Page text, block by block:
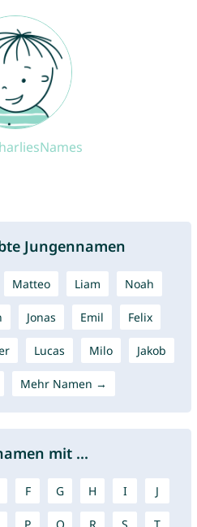
Jungennamen
Matteo Liam Noah
Jonas Emil Felix
Lucas Milo Jakob
Mehr Namen →
mit ...
F G H I J